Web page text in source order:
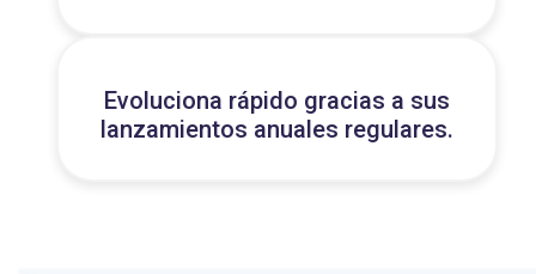
Evoluciona rápido gracias a sus
lanzamientos anuales regulares.